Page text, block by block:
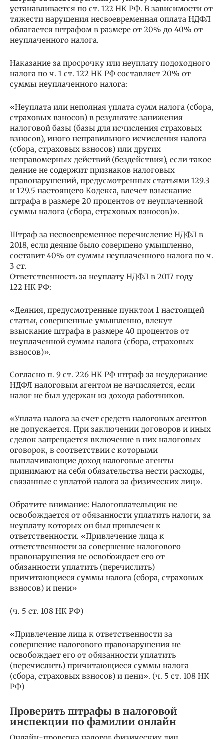
устанавливается по ст. 122 НК РФ. В зависимости от
тяжести нарушения несвоевременная оплата НДФЛ
облагается штрафом в размере от 20% до 40% от
неуплаченного налога.
Наказание за просрочку или неуплату подоходного
налога по ч. 1 ст. 122 НК РФ составляет 20% от
суммы неуплаченного налога:
«Неуплата или неполная уплата сумм налога (сбора,
страховых взносов) в результате занижения
налоговой базы (базы для исчисления страховых
взносов), иного неправильного исчисления налога
(сбора, страховых взносов) или других
неправомерных действий (бездействия), если такое
деяние не содержит признаков налоговых
правонарушений, предусмотренных статьями 129.3
и 129.5 настоящего Кодекса, влечет взыскание
штрафа в размере 20 процентов от неуплаченной
суммы налога (сбора, страховых взносов)».
Штраф за несвоевременное перечисление НДФЛ в
2018, если деяние было совершено умышленно,
составит 40% от суммы неуплаченного налога по ч.
3 ст.
Ответственность за неуплату НДФЛ в 2017 году
122 НК РФ:
«Деяния, предусмотренные пунктом 1 настоящей
статьи, совершенные умышленно, влекут
взыскание штрафа в размере 40 процентов от
неуплаченной суммы налога (сбора, страховых
взносов)».
Согласно п. 9 ст. 226 НК РФ штраф за неудержание
НДФЛ налоговым агентом не начисляется, если
налог не был удержан из дохода работников.
«Уплата налога за счет средств налоговых агентов
не допускается. При заключении договоров и иных
сделок запрещается включение в них налоговых
оговорок, в соответствии с которыми
выплачивающие доход налоговые агенты
принимают на себя обязательства нести расходы,
связанные с уплатой налога за физических лиц».
Обратите внимание: Налогоплательщик не
освобождается от обязанности уплатить налоги, за
неуплату которых он был привлечен к
ответственности. «Привлечение лица к
ответственности за совершение налогового
правонарушения не освобождает его от
обязанности уплатить (перечислить)
причитающиеся суммы налога (сбора, страховых
взносов) и пени»
(ч. 5 ст. 108 НК РФ)
«Привлечение лица к ответственности за
совершение налогового правонарушения не
освобождает его от обязанности уплатить
(перечислить) причитающиеся суммы налога
(сбора, страховых взносов) и пени». (ч. 5 ст. 108 НК
РФ)
Проверить штрафы в налоговой
инспекции по фамилии онлайн